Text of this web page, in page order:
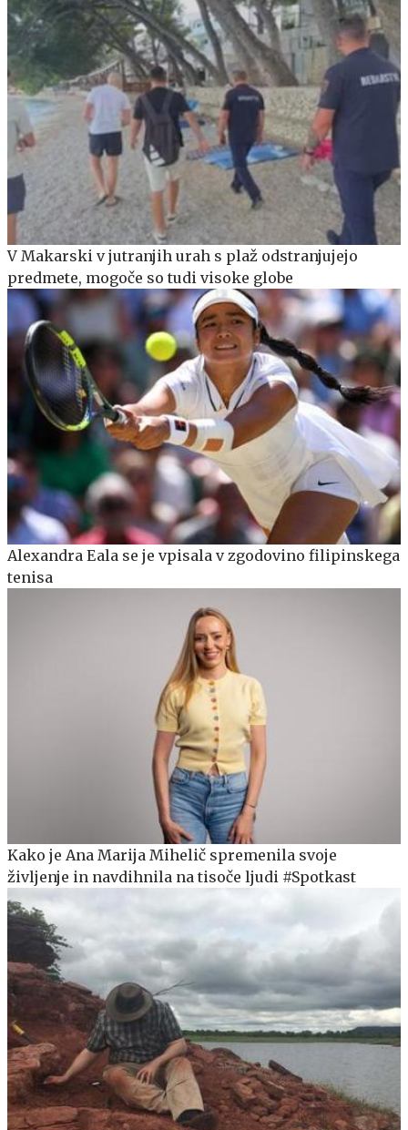
V Makarski v jutranjih urah s plaž odstranjujejo
predmete, mogoče so tudi visoke globe
Alexandra Eala se je vpisala v zgodovino filipinskega
tenisa
Kako je Ana Marija Mihelič spremenila svoje
življenje in navdihnila na tisoče ljudi #Spotkast